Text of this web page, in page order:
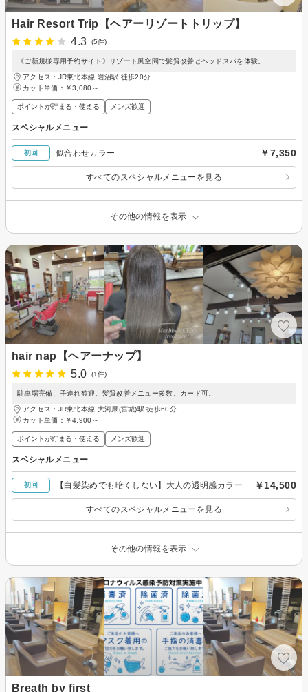
Hair Resort Trip【ヘアーリゾートトリップ】
4.3
(5件)
《ご新規様専用予約サイト》リゾート風空間で髪質改善とヘッドスパを体験。
アクセス：JR東北本線 岩沼駅 徒歩20分
カット単価： ￥3,080～
ポイントが貯まる・使える メンズ歓迎
スペシャルメニュー
初回 似合わせカラー ￥7,350
すべてのスペシャルメニューを見る
その他の情報を表示
hair nap【ヘアーナップ】
5.0
(1件)
駐車場完備、子連れ歓迎。髪質改善メニュー多数。カード可。
アクセス：JR東北本線 大河原(宮城)駅 徒歩60分
カット単価： ￥4,900～
ポイントが貯まる・使える メンズ歓迎
スペシャルメニュー
初回 【白髪染めでも暗くしない】大人の透明感カラー ￥14,500
すべてのスペシャルメニューを見る
その他の情報を表示
Breath by first